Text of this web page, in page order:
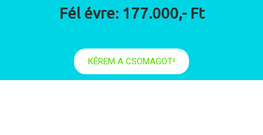
Fél évre: 177.000,- Ft
KÉREM A CSOMAGOT!